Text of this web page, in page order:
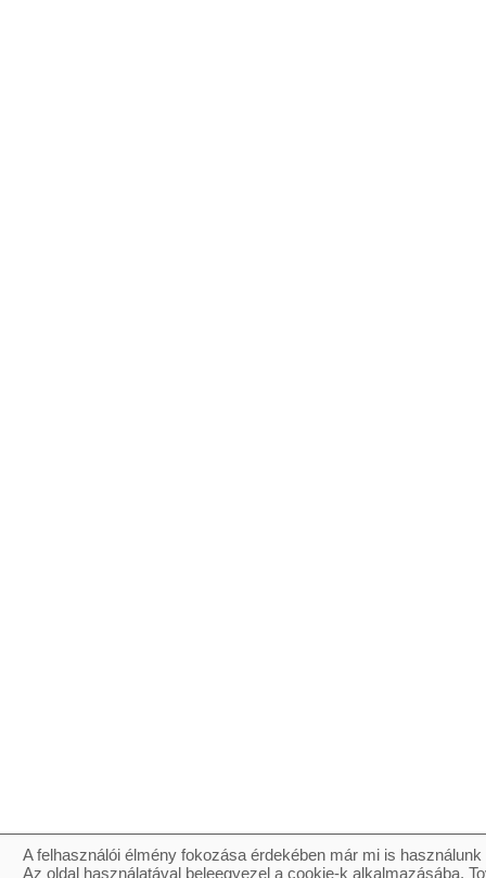
A felhasználói élmény fokozása érdekében már mi is
Az oldal használatával beleegyezel a cookie-k alkalmazásába.